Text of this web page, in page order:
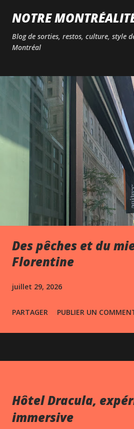
Passer au contenu
NOTRE
Blog de sorties, restos, culture, style
Montréal
Des pêches et du
Florentine
juillet 29, 2026
PARTAGER PUBLIER UN
Hôtel Dracula,
immersive